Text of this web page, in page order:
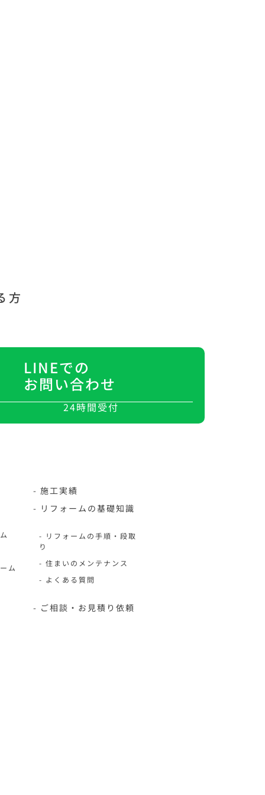
方
LINEでの
お問い合わせ
24時間受付
ム
- 施工実績
- リフォームの基礎知識
- リフォームの手順・段取
り
- 住まいのメンテナンス
- よくある質問
- ご相談・お見積り依頼